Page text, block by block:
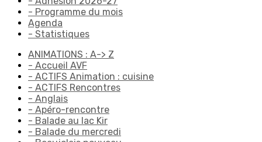
- Programme du mois
Agenda
- Statistiques
ANIMATIONS : A-> Z
- Accueil AVF
- ACTIFS Animation : cuisine
- ACTIFS Rencontres
- Anglais
- Apéro-rencontre
- Balade au lac Kir
- Balade du mercredi